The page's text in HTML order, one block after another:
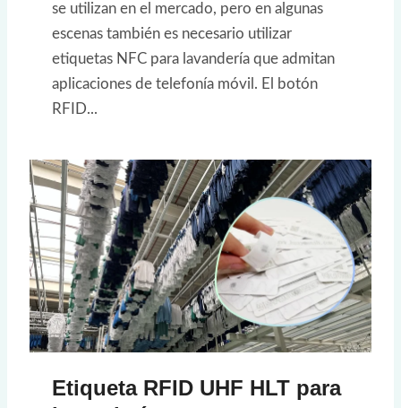
se utilizan en el mercado, pero en algunas
escenas también es necesario utilizar
etiquetas NFC para lavandería que admitan
aplicaciones de telefonía móvil. El botón
RFID...
Etiqueta RFID UHF HLT para